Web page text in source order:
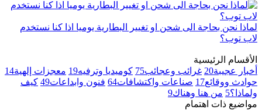
لماذا نحن بحاجة الى شحن او تغيير البطارية يوميا اذا كنا نستخدم
لاب توب؟
الأقسام الرئيسية
أخبار عجيبة20 غرائب وعجائب75 كوميديا وترفيه19 معجزات إلهية14
حوادث ووقائع17 صناعات واكتشافات64 فنون وابداعات49 كيف
ولماذا؟5 من هنا وهناك9
مواضيع ذات اهتمام